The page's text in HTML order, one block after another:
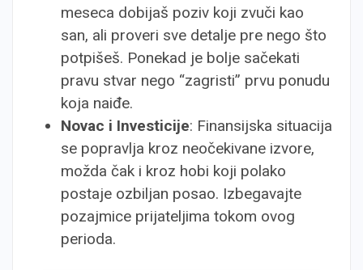
meseca dobijaš poziv koji zvuči kao
san, ali proveri sve detalje pre nego što
potpišeš. Ponekad je bolje sačekati
pravu stvar nego “zagristi” prvu ponudu
koja naiđe.
Novac i Investicije: Finansijska situacija
se popravlja kroz neočekivane izvore,
možda čak i kroz hobi koji polako
postaje ozbiljan posao. Izbegavajte
pozajmice prijateljima tokom ovog
perioda.